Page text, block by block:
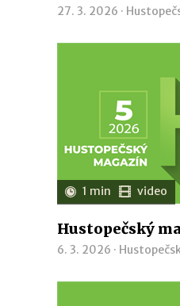
27. 3. 2026 ·
1 min video
Hustopečský
6. 3. 2026 ·